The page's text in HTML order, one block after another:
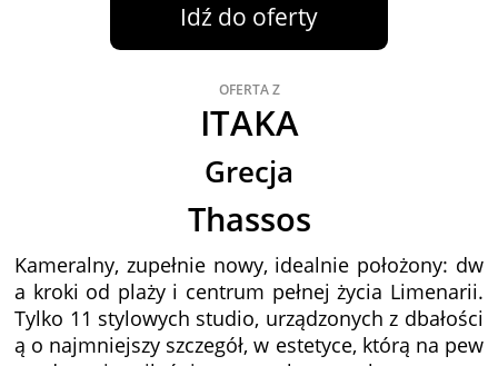
Idź do oferty
OFERTA Z
ITAKA
Grecja
Thassos
Kameralny, zupełnie nowy, idealnie położony: dw
a kroki od plaży i centrum pełnej życia Limenarii.
Tylko 11 stylowych studio, urządzonych z dbałości
ą o najmniejszy szczegół, w estetyce, którą na pew